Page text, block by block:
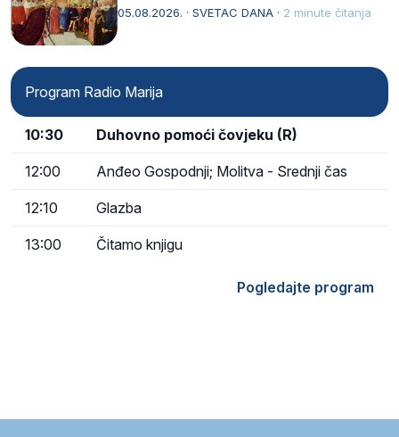
naziv, Sancta Maria…
05.08.2026. · SVETAC DANA · 2 minute čitanja
Program Radio Marija
10:30 Duhovno pomoći čovjeku (R)
12:00 Anđeo Gospodnji; Molitva - Srednji čas
12:10 Glazba
13:00 Čitamo knjigu
Pogledajte program